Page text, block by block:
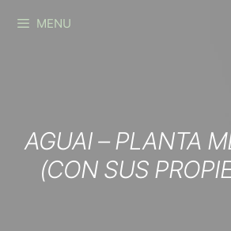
MENU
AGUAI – PLANTA
(CON SUS